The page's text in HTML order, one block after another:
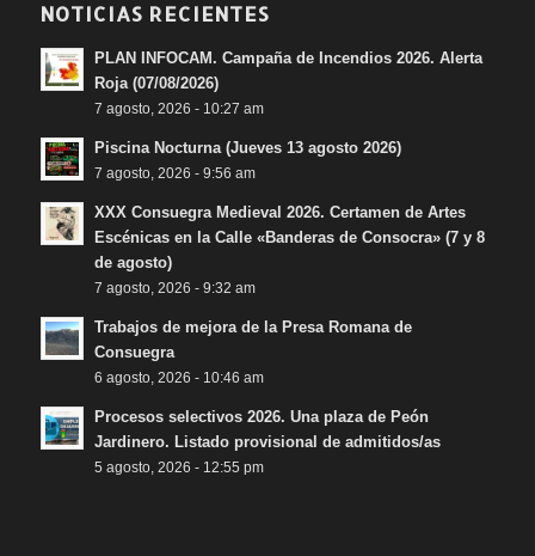
NOTICIAS RECIENTES
PLAN INFOCAM. Campaña de Incendios 2026. Alerta
Roja (07/08/2026)
7 agosto, 2026 - 10:27 am
Piscina Nocturna (Jueves 13 agosto 2026)
7 agosto, 2026 - 9:56 am
XXX Consuegra Medieval 2026. Certamen de Artes
Escénicas en la Calle «Banderas de Consocra» (7 y 8
de agosto)
7 agosto, 2026 - 9:32 am
Trabajos de mejora de la Presa Romana de
Consuegra
6 agosto, 2026 - 10:46 am
Procesos selectivos 2026. Una plaza de Peón
Jardinero. Listado provisional de admitidos/as
5 agosto, 2026 - 12:55 pm